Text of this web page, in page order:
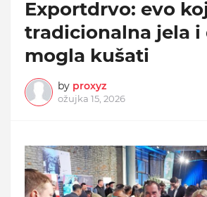
Exportdrvo: evo
tradicionalna jela i
mogla kušati
by proxyz
ožujka 15, 2026